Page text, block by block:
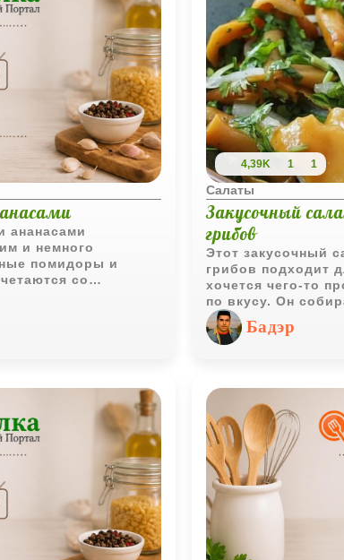
ананасами
и немного
помидоры и
со
творогом.
4,39K 1 1
Салаты
Закусочный
грибов
Этот закусочный
грибов подходит
хочется чего‑то
по вкусу. Он
но при этом
Маринованные
красный лук
естественный
салат. Отличный
стола и для
Бадэр